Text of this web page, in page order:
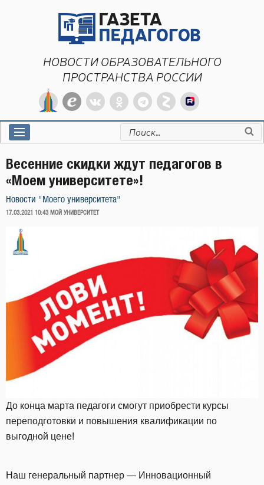
НОВОСТИ ОБРАЗОВАТЕЛЬНОГО
ПРОСТРАНСТВА РОССИИ
Искать:
Весенние скидки ждут педагогов в
«Моем университете»!
Новости "Моего университета"
ОПУБЛИКОВАНО
17.03.2021 10:43 МОЙ УНИВЕРСИТЕТ
До конца марта педагоги смогут приобрести курсы
переподготовки и повышения квалификации по
выгодной цене!
Наш генеральный партнер — Инновационный